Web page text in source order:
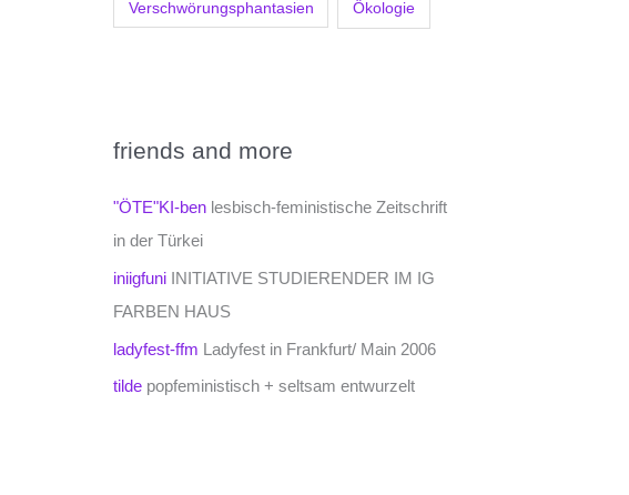
Verschwörungsphantasien Ökologie
friends and more
"ÖTE"KI-ben lesbisch-feministische Zeitschrift
in der Türkei
iniigfuni INITIATIVE STUDIERENDER IM IG
FARBEN HAUS
ladyfest-ffm Ladyfest in Frankfurt/ Main 2006
tilde popfeministisch + seltsam entwurzelt